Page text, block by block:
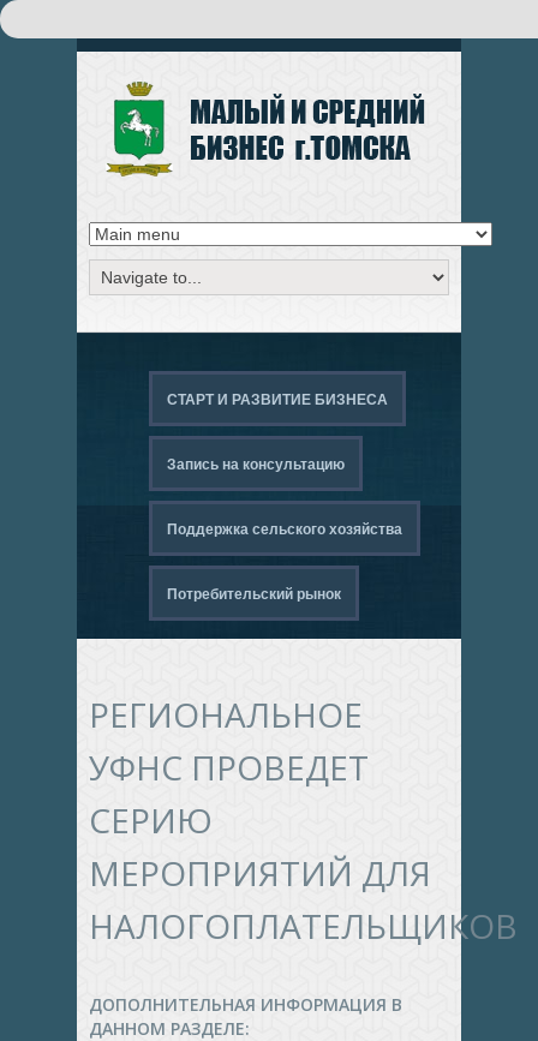
ФОРМА ПОИСКА
СТАРТ И РАЗВИТИЕ БИЗНЕСА
Запись на консультацию
Поддержка сельского хозяйства
Потребительский рынок
РЕГИОНАЛЬНОЕ
УФНС ПРОВЕДЕТ
СЕРИЮ
МЕРОПРИЯТИЙ ДЛЯ
НАЛОГОПЛАТЕЛЬЩИКОВ
ДОПОЛНИТЕЛЬНАЯ ИНФОРМАЦИЯ В
ДАННОМ РАЗДЕЛЕ: